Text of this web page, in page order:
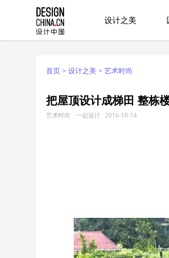
设计之美
首页 > 设计之美 > 艺术时尚
把屋顶设计成梯田 整栋
艺术时尚 一起设计 2016-10-14